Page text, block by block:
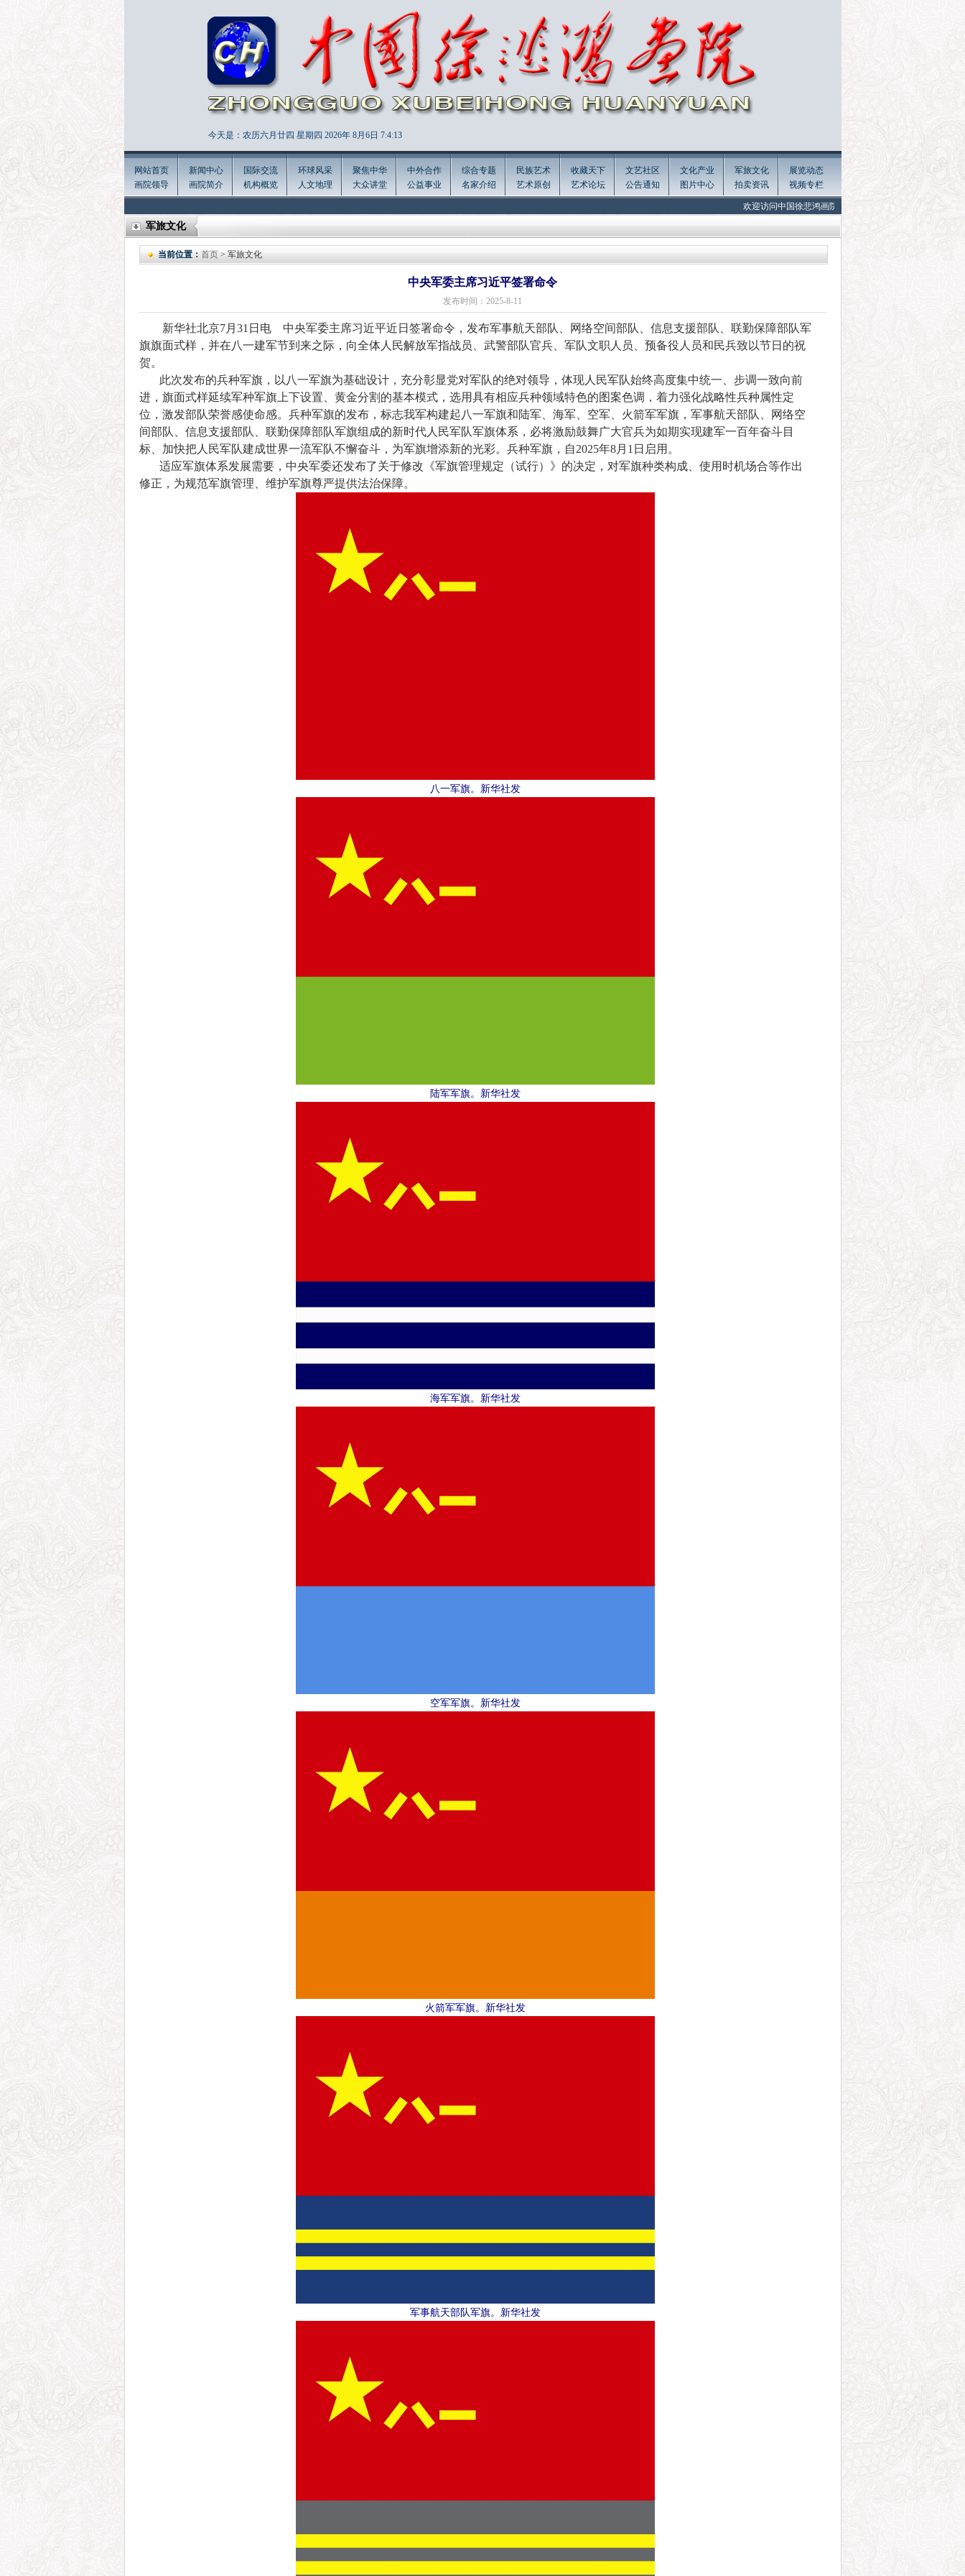
今天是：农历六月廿四 星期四 2026年 8月6日 7:4:15
网站首页
画院领导
新闻中心
画院简介
国际交流
机构概览
环球风采
人文地理
聚焦中华
大众讲堂
中外合作
公益事业
综合专题
名家介绍
民族艺术
艺术原创
收藏天下
艺术论坛
文艺社区
公告通知
文化产业
图片中心
军旅文化
拍卖资讯
展览动态
视频专栏
欢迎访问中国徐悲鸿画院官网! Welcome to the official website of
军旅文化
当前位置： 首页> 军旅文化
中央军委主席习近平签署命令
发布时间：2025-8-11
新华社北京7月31日电 中央军委主席习近平近日签署命令，发布军事航天部队、网络空间部队、信息支援部队、联勤保障部队军
旗旗面式样，并在八一建军节到来之际，向全体人民解放军指战员、武警部队官兵、军队文职人员、预备役人员和民兵致以节日的祝
贺。
此次发布的兵种军旗，以八一军旗为基础设计，充分彰显党对军队的绝对领导，体现人民军队始终高度集中统一、步调一致向前
进，旗面式样延续军种军旗上下设置、黄金分割的基本模式，选用具有相应兵种领域特色的图案色调，着力强化战略性兵种属性定
位，激发部队荣誉感使命感。兵种军旗的发布，标志我军构建起八一军旗和陆军、海军、空军、火箭军军旗，军事航天部队、网络空
间部队、信息支援部队、联勤保障部队军旗组成的新时代人民军队军旗体系，必将激励鼓舞广大官兵为如期实现建军一百年奋斗目
标、加快把人民军队建成世界一流军队不懈奋斗，为军旗增添新的光彩。兵种军旗，自2025年8月1日启用。
适应军旗体系发展需要，中央军委还发布了关于修改《军旗管理规定（试行）》的决定，对军旗种类构成、使用时机场合等作出
修正，为规范军旗管理、维护军旗尊严提供法治保障。
八一军旗。新华社发
陆军军旗。新华社发
海军军旗。新华社发
空军军旗。新华社发
火箭军军旗。新华社发
军事航天部队军旗。新华社发